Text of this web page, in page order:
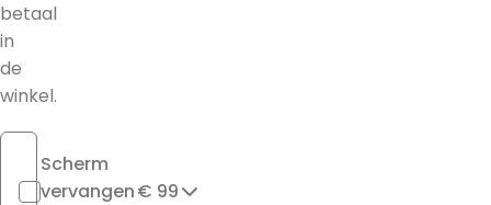
betaal
in
de
winkel.
Scherm
vervangen€ 99